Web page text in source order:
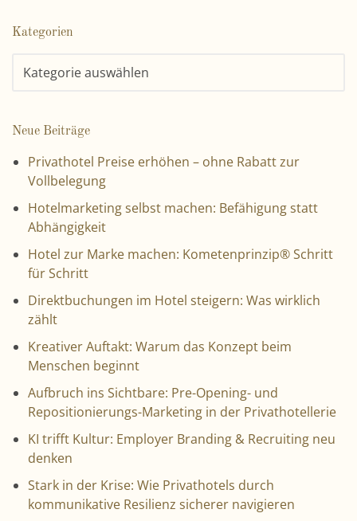
Kategorien
Neue Beiträge
Privathotel Preise erhöhen – ohne Rabatt zur
Vollbelegung
Hotelmarketing selbst machen: Befähigung statt
Abhängigkeit
Hotel zur Marke machen: Kometenprinzip® Schritt
für Schritt
Direktbuchungen im Hotel steigern: Was wirklich
zählt
Kreativer Auftakt: Warum das Konzept beim
Menschen beginnt
Aufbruch ins Sichtbare: Pre-Opening- und
Repositionierungs-Marketing in der Privathotellerie
KI trifft Kultur: Employer Branding & Recruiting neu
denken
Stark in der Krise: Wie Privathotels durch
kommunikative Resilienz sicherer navigieren